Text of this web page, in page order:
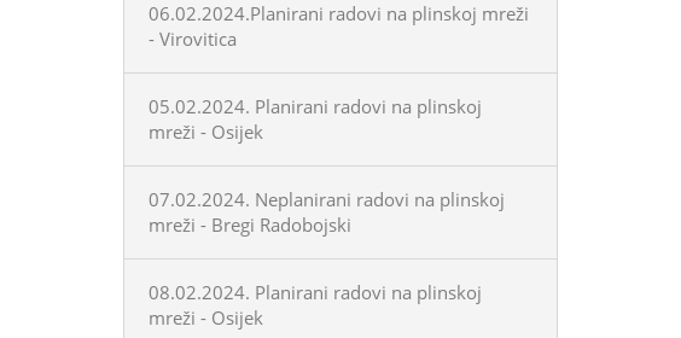
06.02.2024.Planirani radovi na plinskoj mreži
- Virovitica
05.02.2024. Planirani radovi na plinskoj
mreži - Osijek
07.02.2024. Neplanirani radovi na plinskoj
mreži - Bregi Radobojski
08.02.2024. Planirani radovi na plinskoj
mreži - Osijek